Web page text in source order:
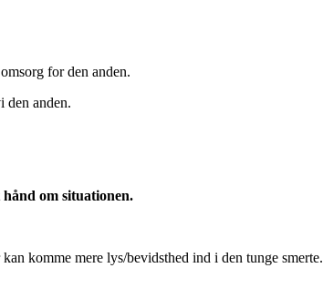
for den anden.
den anden.
om situationen.
kan komme mere lys/bevidsthed ind i den tunge smerte.